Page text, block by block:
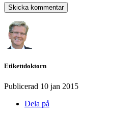
Etikettdoktorn
Publicerad 10 jan 2015
Dela på